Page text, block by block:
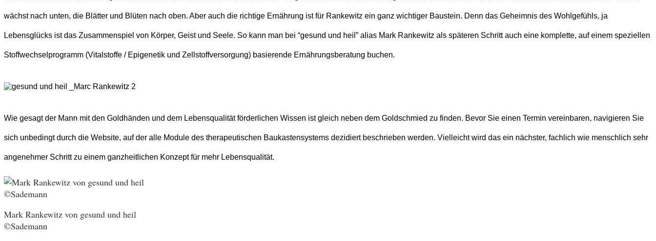
wächst nach unten, die Blätter und Blüten nach oben. Aber auch die richtige Ernährung ist für Rankewitz ein ganz wichtiger Baustein. Denn das Geheimnis des Wohlgefühls, ja
Lebensglücks ist das Zusammenspiel von Körper, Geist und Seele. So kann man bei “gesund und heil” alias Mark Rankewitz als späteren Schritt auch eine komplette, auf einem speziellen
Stoffwechselprogramm (Vitalstoffe / Epigenetik und Zellstoffversorgung) basierende Ernährungsberatung buchen.
Wie gesagt der Mann mit den Goldhänden und dem Lebensqualität förderlichen Wissen ist gleich neben dem Goldschmied zu finden. Bevor Sie einen Termin vereinbaren, navigieren Sie
sich unbedingt durch die Website, auf der alle Module des therapeutischen Baukastensystems dezidiert beschrieben werden. Vielleicht wird das ein nächster, fachlich wie menschlich sehr
angenehmer Schritt zu einem ganzheitlichen Konzept für mehr Lebensqualität.
Mark Rankewitz von gesund und heil
©Sademann